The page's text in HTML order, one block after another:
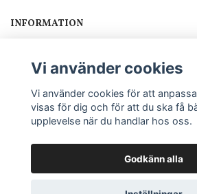
INFORMATION
GDPR
FRÅGOR?
Kontakta oss: MK EQUESTRIAN
Västerstad 1276 242 97 Hörby
© Copyright MK
Vi använder cookies
Vi använder cookies för att
visas för dig och för att du ska få
upplevelse när du handlar hos oss.
Godkänn alla